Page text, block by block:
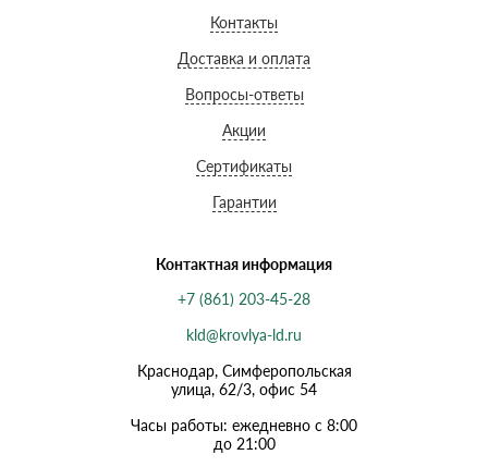
Контакты
Доставка и оплата
Вопросы-ответы
Акции
Сертификаты
Гарантии
Контактная информация
+7 (861) 203-45-28
kld@krovlya-ld.ru
Краснодар, Симферопольская
улица, 62/3, офис 54
Часы работы: ежедневно с 8:00
до 21:00